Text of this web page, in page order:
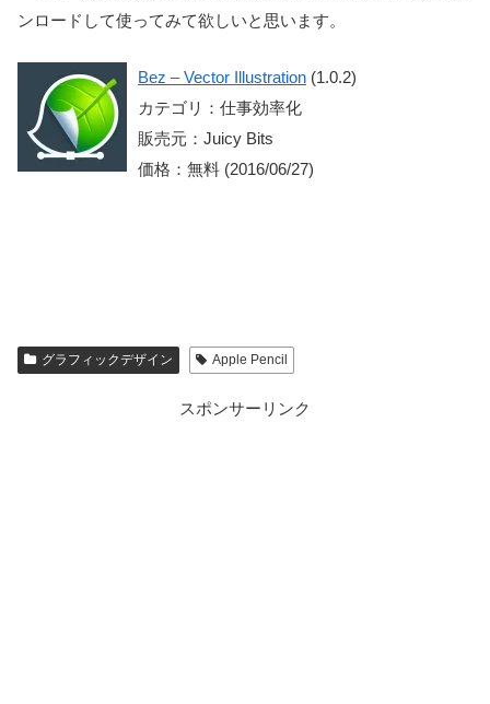
ンロードして使ってみて欲しいと思います。
Bez – Vector Illustration (1.0.2)
カテゴリ：仕事効率化
販売元：Juicy Bits
価格：無料 (2016/06/27)
グラフィックデザイン Apple Pencil
スポンサーリンク